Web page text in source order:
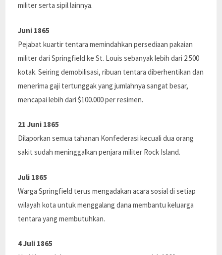
militer serta sipil lainnya.
Juni 1865
Pejabat kuartir tentara memindahkan persediaan pakaian
militer dari Springfield ke St. Louis sebanyak lebih dari 2.500
kotak. Seiring demobilisasi, ribuan tentara diberhentikan dan
menerima gaji tertunggak yang jumlahnya sangat besar,
mencapai lebih dari $100.000 per resimen.
21 Juni 1865
Dilaporkan semua tahanan Konfederasi kecuali dua orang
sakit sudah meninggalkan penjara militer Rock Island.
Juli 1865
Warga Springfield terus mengadakan acara sosial di setiap
wilayah kota untuk menggalang dana membantu keluarga
tentara yang membutuhkan.
4 Juli 1865